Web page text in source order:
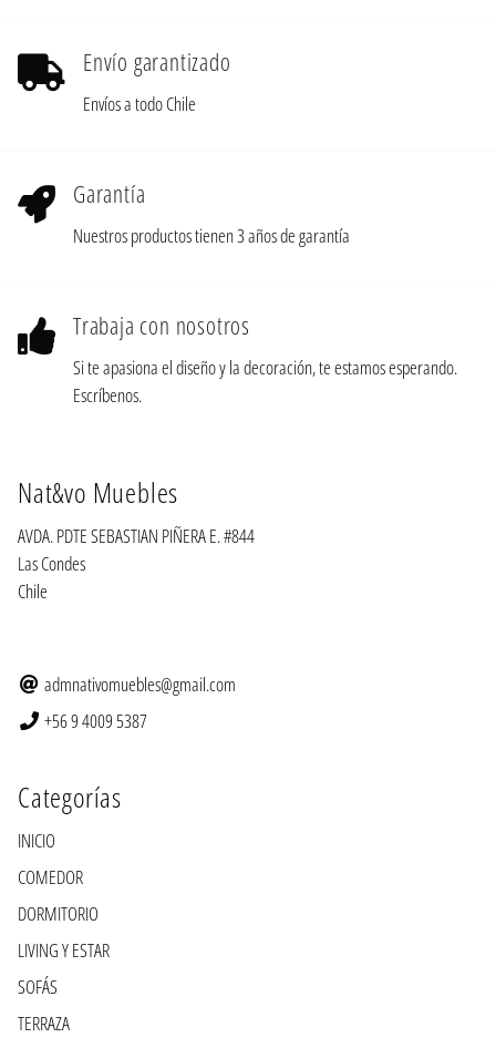
Envío garantizado
Envíos a todo Chile
Garantía
Nuestros productos tienen 3 años de garantía
Trabaja con nosotros
Si te apasiona el diseño y la decoración, te estamos esperando.
Escríbenos.
Nat&vo Muebles
AVDA. PDTE SEBASTIAN PIÑERA E. #844
Las Condes
Chile
admnativomuebles@gmail.com
+56 9 4009 5387
Categorías
INICIO
COMEDOR
DORMITORIO
LIVING Y ESTAR
SOFÁS
TERRAZA